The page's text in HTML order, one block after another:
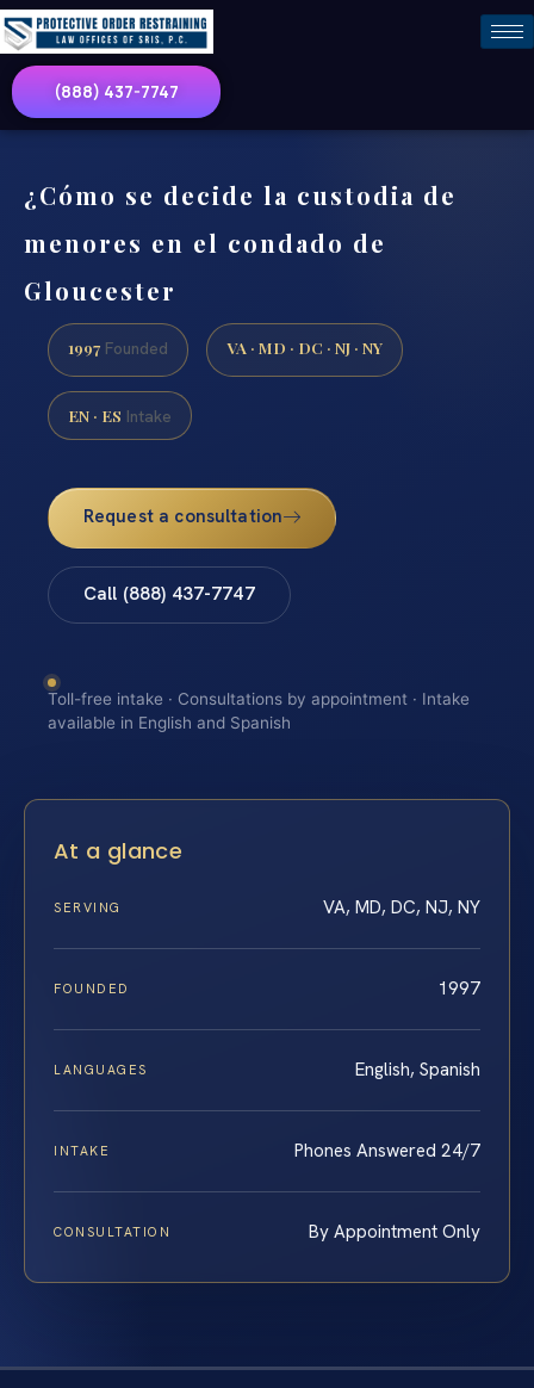
(888) 437-7747
¿Cómo se decide la custodia de
menores en el condado de
Gloucester
1997 Founded VA · MD · DC · NJ · NY
EN · ES Intake
Request a consultation
Call (888) 437-7747
Toll-free intake · Consultations by appointment · Intake
available in English and Spanish
At a glance
SERVING VA, MD, DC, NJ, NY
FOUNDED 1997
LANGUAGES English, Spanish
INTAKE Phones Answered 24/7
CONSULTATION By Appointment Only